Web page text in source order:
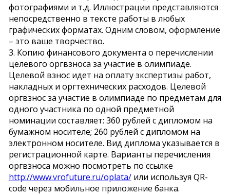
фотографиями и т.д. Иллюстрации представляются
непосредственно в тексте работы в любых
графических форматах. Одним словом, оформление
– это ваше творчество.
3. Копию финансового документа о перечислении
целевого оргвзноса за участие в олимпиаде.
Целевой взнос идет на оплату экспертизы работ,
накладных и оргтехнических расходов. Целевой
оргвзнос за участие в олимпиаде по предметам для
одного участника по одной предметной
номинации составляет: 360 рублей с дипломом на
бумажном носителе; 260 рублей с дипломом на
электронном носителе. Вид диплома указывается в
регистрационной карте. Варианты перечисления
оргвзноса можно посмотреть по ссылке
http://www.vrofuture.ru/oplata/или используя QR-
code через мобильное приложение банка.